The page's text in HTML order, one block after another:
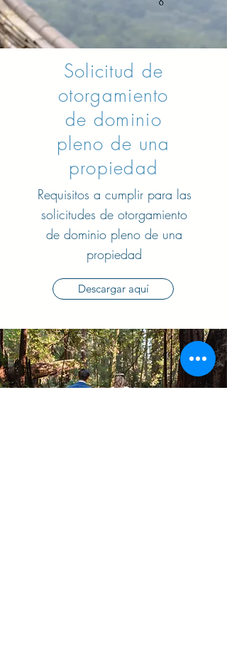
Solicitud de
otorgamiento
de dominio
pleno de una
propiedad
Requisitos a cumplir para las
solicitudes de otorgamiento
de dominio pleno de una
propiedad
Descargar aquí